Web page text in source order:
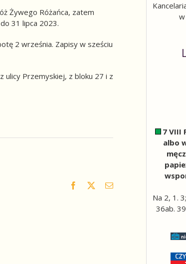
Żywego Różańca, zatem
31 lipca 2023.
2 września. Zapisy w sześciu
Przemyskiej, z bloku 27 i z
Facebook Email
7 VIII
albo
Na 2, 1.
36ab.